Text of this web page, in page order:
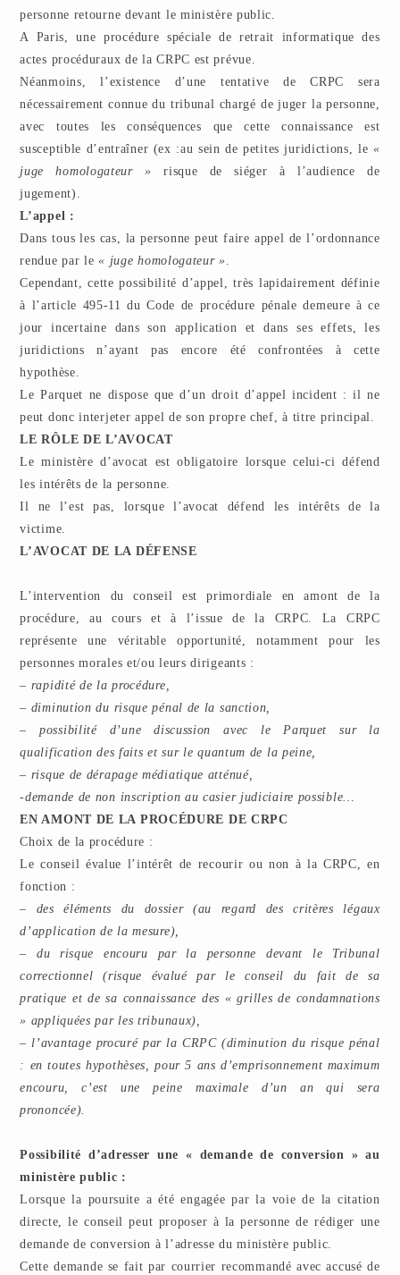
personne retourne devant le ministère public.
A Paris, une procédure spéciale de retrait informatique des
actes procéduraux de la CRPC est prévue.
Néanmoins, l’existence d’une tentative de CRPC sera
nécessairement connue du tribunal chargé de juger la personne,
avec toutes les conséquences que cette connaissance est
susceptible d’entraîner (ex :au sein de petites juridictions, le «
juge homologateur » risque de siéger à l’audience de
jugement).
L’appel :
Dans tous les cas, la personne peut faire appel de l’ordonnance
rendue par le« juge homologateur ».
Cependant, cette possibilité d’appel, très lapidairement définie
à l’article 495-11 du Code de procédure pénale demeure à ce
jour incertaine dans son application et dans ses effets, les
juridictions n’ayant pas encore été confrontées à cette
hypothèse.
Le Parquet ne dispose que d’un droit d’appel incident : il ne
peut donc interjeter appel de son propre chef, à titre principal.
LE RÔLE DE L’AVOCAT
Le ministère d’avocat est obligatoire lorsque celui-ci défend
les intérêts de la personne.
Il ne l’est pas, lorsque l’avocat défend les intérêts de la
victime.
L’AVOCAT DE LA DÉFENSE
L’intervention du conseil est primordiale en amont de la
procédure, au cours et à l’issue de la CRPC. La CRPC
représente une véritable opportunité, notamment pour les
personnes morales et/ou leurs dirigeants :
– rapidité de la procédure,
– diminution du risque pénal de la sanction,
– possibilité d’une discussion avec le Parquet sur la
qualification des faits et sur le quantum de la peine,
– risque de dérapage médiatique atténué,
-demande de non inscription au casier judiciaire possible…
EN AMONT DE LA PROCÉDURE DE CRPC
Choix de la procédure :
Le conseil évalue l’intérêt de recourir ou non à la CRPC, en
fonction :
– des éléments du dossier (au regard des critères légaux
d’application de la mesure),
– du risque encouru par la personne devant le Tribunal
correctionnel (risque évalué par le conseil du fait de sa
pratique et de sa connaissance des « grilles de condamnations
» appliquées par les tribunaux),
– l’avantage procuré par la CRPC (diminution du risque pénal
: en toutes hypothèses, pour 5 ans d’emprisonnement maximum
encouru, c’est une peine maximale d’un an qui sera
prononcée).
Possibilité d’adresser une « demande de conversion » au
ministère public :
Lorsque la poursuite a été engagée par la voie de la citation
directe, le conseil peut proposer à la personne de rédiger une
demande de conversion à l’adresse du ministère public.
Cette demande se fait par courrier recommandé avec accusé de